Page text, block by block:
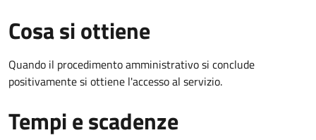
Cosa si ottiene
Quando il procedimento amministrativo si conclude
positivamente si ottiene l'accesso al servizio.
Tempi e scadenze